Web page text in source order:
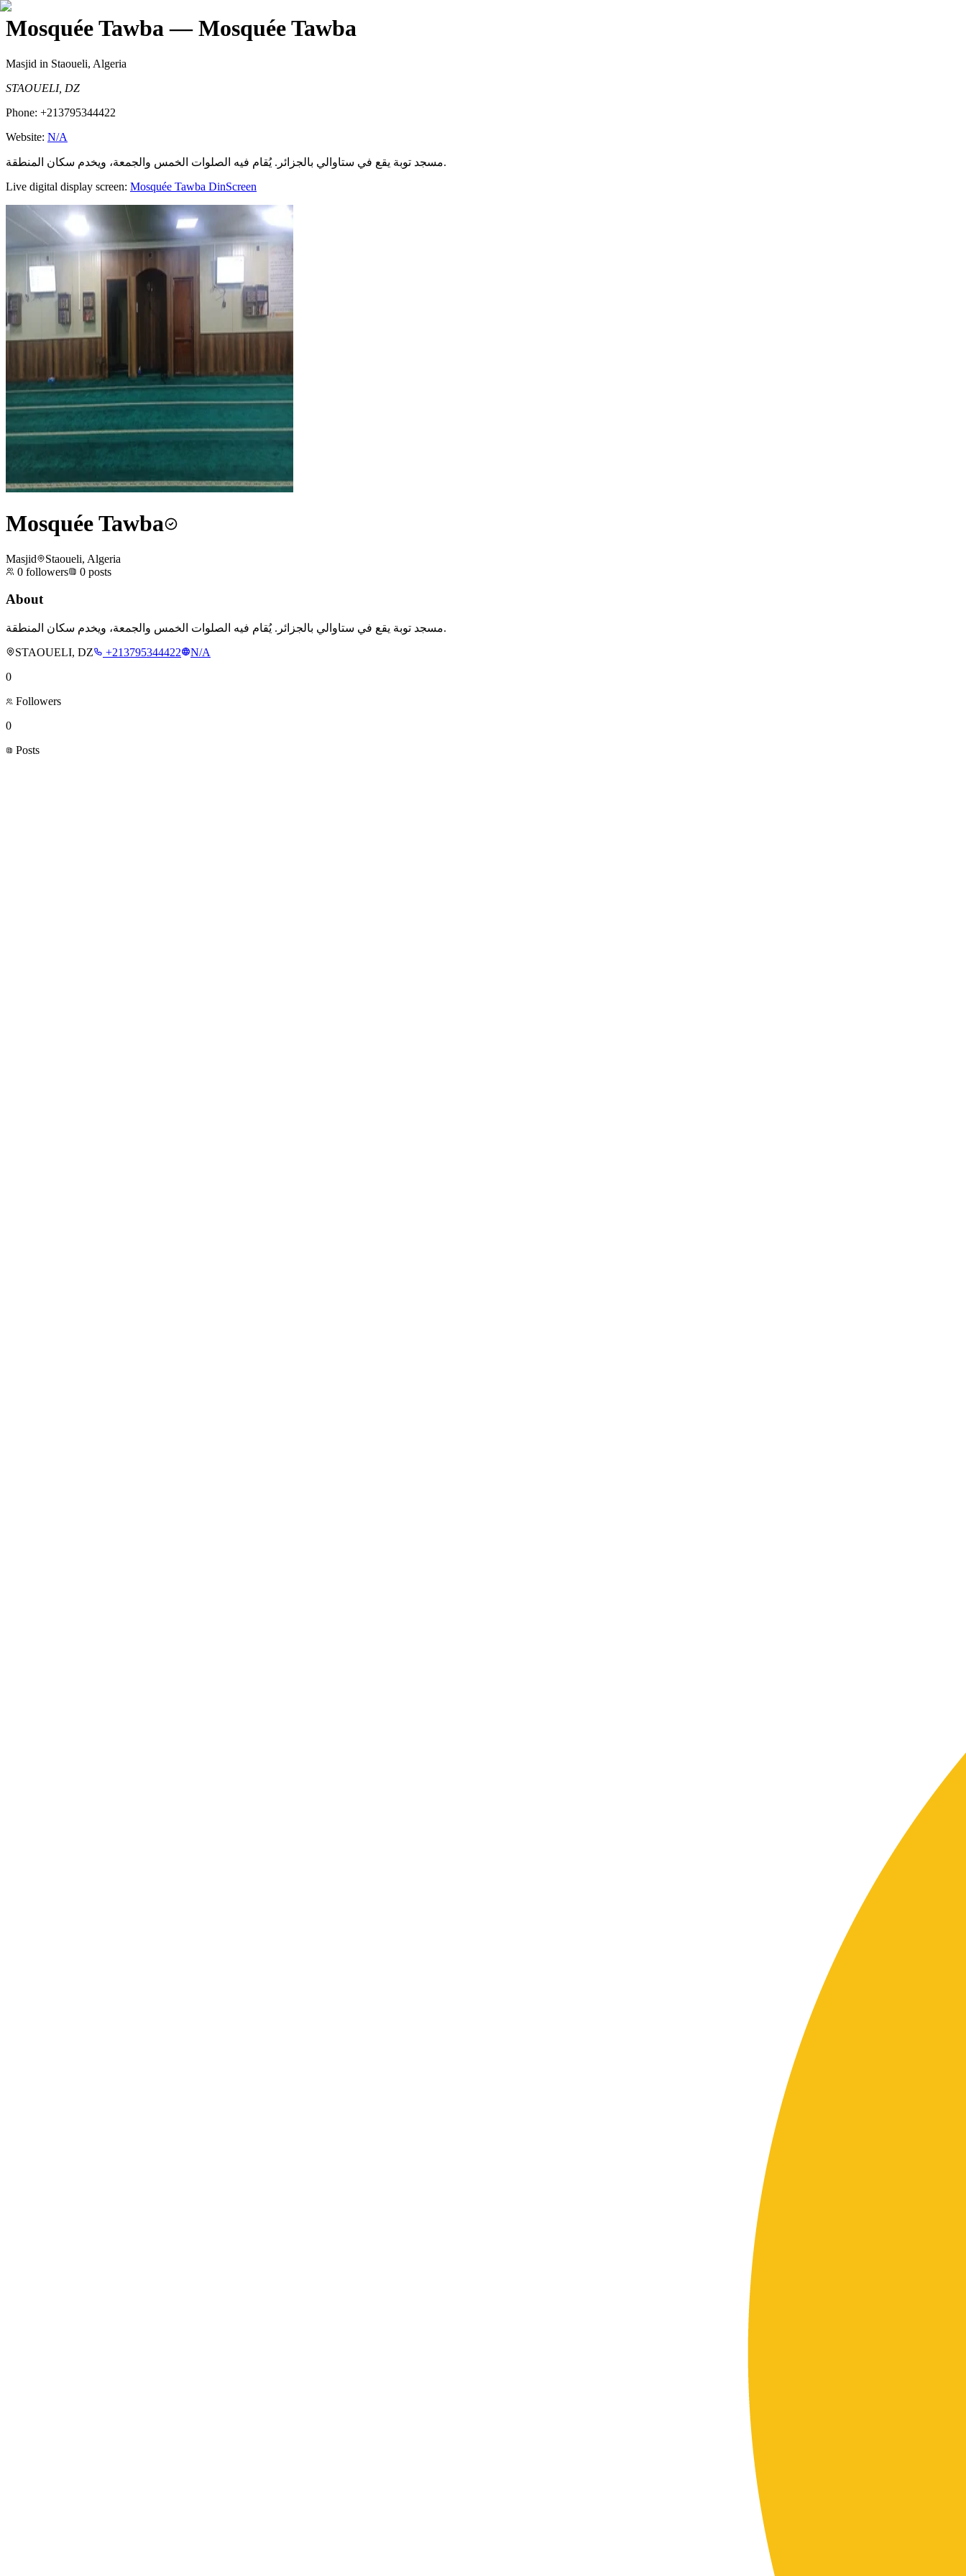
Mosquée Tawba— Mosquée Tawba
Masjid in Staoueli, Algeria
STAOUELI, DZ
Phone: +213795344422
Website: N/A
مسجد توبة يقع في ستاوالي بالجزائر. يُقام فيه الصلوات الخمس والجمعة، ويخدم سكان المنطقة.
Live digital display screen: Mosquée Tawba DinScreen
Mosquée Tawba
Masjid
Staoueli, Algeria
0 followers 0 posts
About
مسجد توبة يقع في ستاوالي بالجزائر. يُقام فيه الصلوات الخمس والجمعة، ويخدم سكان المنطقة.
STAOUELI, DZ
+213795344422
N/A
0
Followers
0
Posts